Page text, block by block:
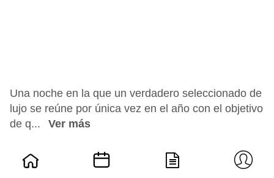
Una noche en la que un verdadero seleccionado de
lujo se reúne por única vez en el año con el objetivo
de q...
Ver más